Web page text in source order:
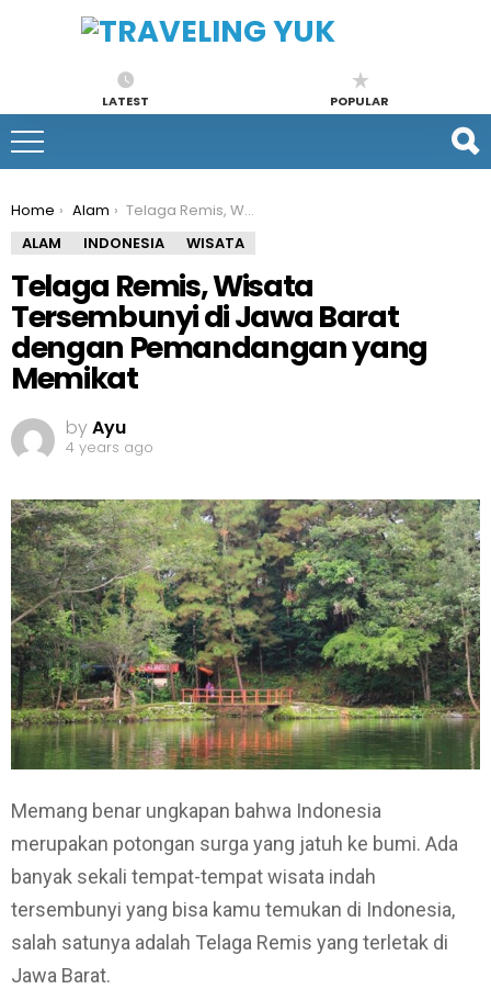
LATEST POPULAR
You are here:
Home Alam
Telaga Remis, Wisata Tersembunyi di Jawa Barat dengan Pemandangan yang Memikat
ALAM
INDONESIA WISATA
Telaga Remis, Wisata
Tersembunyi di Jawa Barat
dengan Pemandangan yang
Memikat
byAyu
4 years ago
Memang benar ungkapan bahwa Indonesia
merupakan potongan surga yang jatuh ke bumi. Ada
banyak sekali tempat-tempat wisata indah
tersembunyi yang bisa kamu temukan di Indonesia,
salah satunya adalah Telaga Remis yang terletak di
Jawa Barat.